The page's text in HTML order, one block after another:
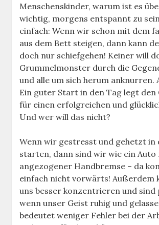
Menschenskinder, warum ist es
wichtig, morgens entspannt zu
einfach: Wenn wir schon mit dem
aus dem Bett steigen, dann kann
doch nur schiefgehen! Keiner will
Grummelmonster durch die
und alle um sich herum anknurren.
Ein guter Start in den Tag legt den
für einen erfolgreichen und
Und wer will das nicht?
Wenn wir gestresst und gehetzt in
starten, dann sind wir wie ein Auto
angezogener Handbremse – da
einfach nicht vorwärts! Außerdem
uns besser konzentrieren und sind
wenn unser Geist ruhig und
bedeutet weniger Fehler bei der